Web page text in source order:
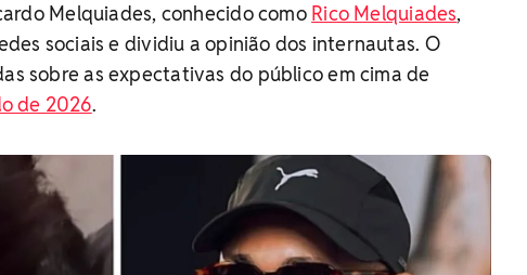
Melquiades, conhecido como Rico Melquiades,
sociais e dividiu a opinião dos internautas. O
sobre as expectativas do público em cima de
de 2026.